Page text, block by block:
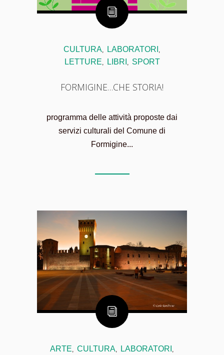
CULTURA, LABORATORI ,
LETTURE, LIBRI , SPORT
FORMIGINE…CHE STORIA!
programma delle attività proposte dai
servizi culturali del Comune di
Formigine...
ARTE, CULTURA, LABORATORI ,